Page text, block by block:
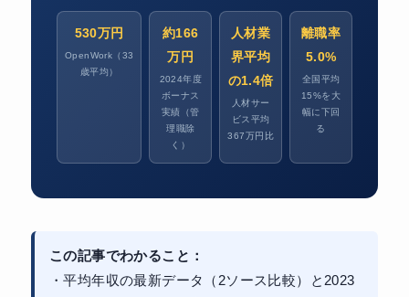
530万円
OpenWork（33
歳平均）
約166
万円
2024年度
ボーナス
実績（管
理職除
く）
人材業
界平均
の1.4倍
人材サー
ビス平均
367万円比
離職率
5.0%
全国平均
15%を大
幅に下回
る
この記事でわかること：
・平均年収の最新データ（2ソース比較）と2023